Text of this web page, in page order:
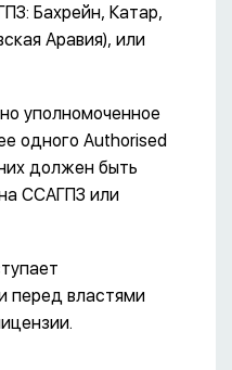
Бахрейн, Катар,
Аравия), или
уполномоченное
одного Authorised
должен быть
ССАГПЗ или
перед властями